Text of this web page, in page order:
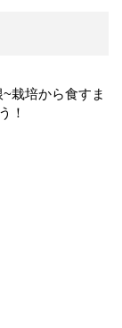
栽培から食すま
！